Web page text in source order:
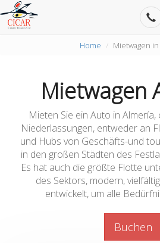
Home Mietwagen
Mietwagen
Mieten Sie ein Auto in
Niederlassungen, entweder an
und Hubs von Geschäfts-und
in den großen Städten des
Es hat auch die größte Flotte
des Sektors, modern,
entwickelt, um alle
Buchen